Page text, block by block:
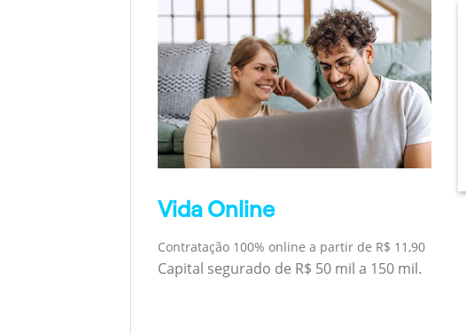
Vida Online
Contratação 100% online a partir de R$ 11,90
Capital segurado de R$ 50 mil a 150 mil.